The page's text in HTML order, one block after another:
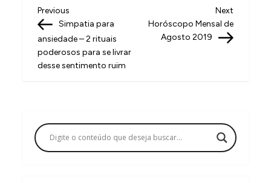
N
a
v
e
ç
ã
Previous
Post
Previous
Simpatia para
ansiedade – 2 rituais
poderosos para se livrar
desse sentimento ruim
Next
Post
Next
Horóscopo Mensal de
Agosto 2019